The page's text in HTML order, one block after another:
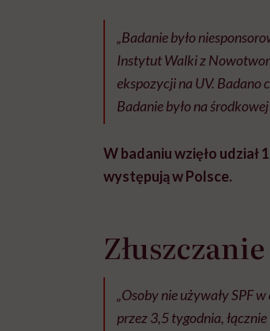
„Badanie było
Instytut Walki z
ekspozycji na UV. Badano
Badanie było na
W badaniu wzięło
występują w Polsce.
„Osoby nie używały SPF
przez 3,5 tygodnia,